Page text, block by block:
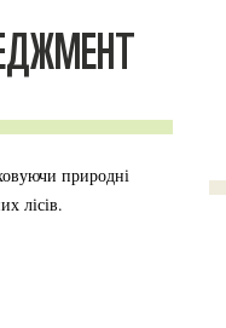
природні
лісів.